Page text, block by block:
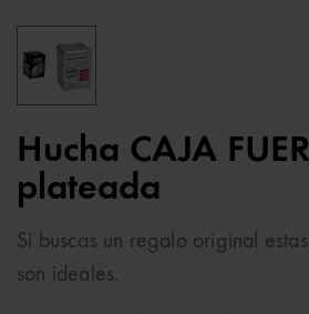
Hucha CAJA
plateada
Si buscas un regalo original
son ideales.